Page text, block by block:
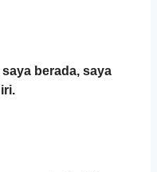
berada, saya